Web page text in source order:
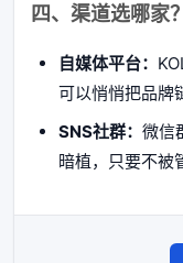
四、渠道选哪家
自媒体平台：
可以悄悄把品牌
SNS社群： 微信
暗植，只要不被